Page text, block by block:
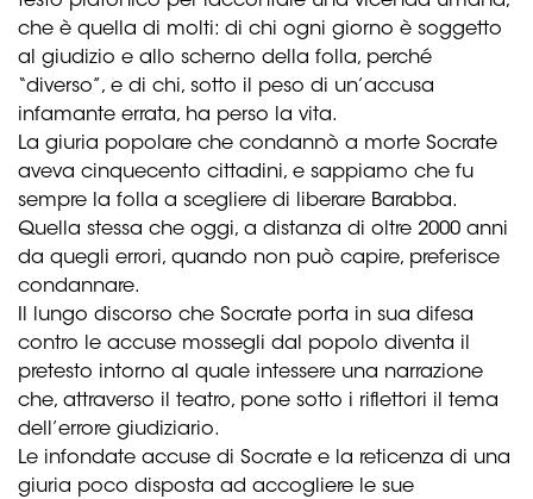
che è quella di molti: di chi ogni giorno è soggetto
al giudizio e allo scherno della folla, perché
“diverso”, e di chi, sotto il peso di un’accusa
infamante errata, ha perso la vita.
La giuria popolare che condannò a morte Socrate
aveva cinquecento cittadini, e sappiamo che fu
sempre la folla a scegliere di liberare Barabba.
Quella stessa che oggi, a distanza di oltre 2000 anni
da quegli errori, quando non può capire, preferisce
condannare.
Il lungo discorso che Socrate porta in sua difesa
contro le accuse mossegli dal popolo diventa il
pretesto intorno al quale intessere una narrazione
che, attraverso il teatro, pone sotto i riflettori il tema
dell’errore giudiziario.
Le infondate accuse di Socrate e la reticenza di una
giuria poco disposta ad accogliere le sue